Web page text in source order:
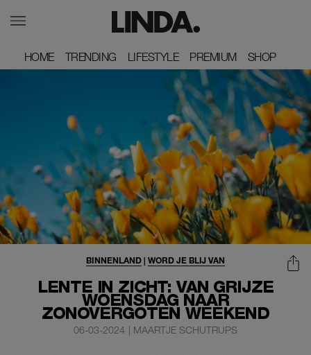
HOME
HOME TRENDING
TRENDING LIFESTYLE
LIFESTYLE PREMIUM
PREMIUM SHOP
SHOP
LENTE IN ZICHT: VAN GRIJZE
WOENSDAG NAAR
ZONOVERGOTEN WEEKEND
BINNENLAND | WORD JE BLIJ VAN
06-03-2024 | MAARTJE SCHUTRUPS